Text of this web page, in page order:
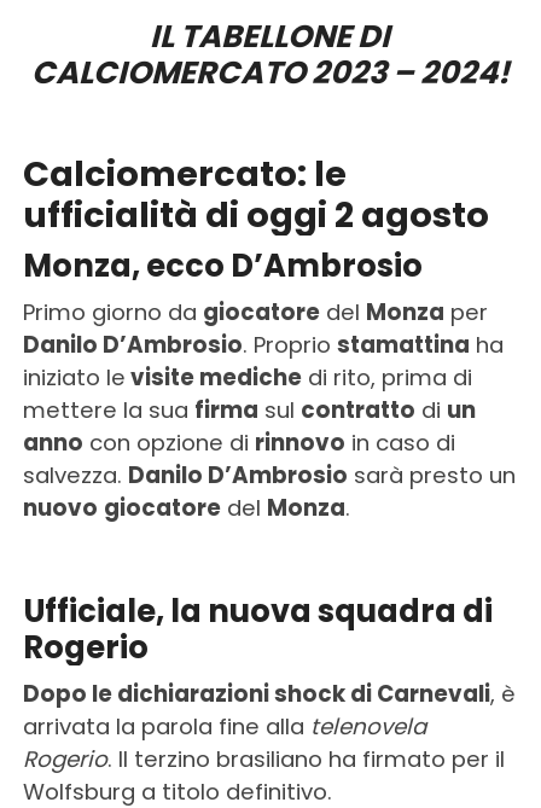
IL TABELLONE DI
CALCIOMERCATO 2023 – 2024!
Calciomercato: le
ufficialità di oggi 2 agosto
Monza, ecco D’Ambrosio
Primo giorno da giocatoredel Monza per
Danilo D’Ambrosio. Proprio stamattina ha
iniziato le visite medichedi rito, prima di
mettere la sua firma sul contratto di un
anno con opzione di rinnovo in caso di
salvezza. Danilo D’Ambrosio sarà presto un
nuovo giocatoredel Monza.
Ufficiale, la nuova squadra di
Rogerio
Dopo le dichiarazioni shock di Carnevali, è
arrivata la parola fine alla telenovela
Rogerio. Il terzino brasiliano ha firmato per il
Wolfsburg a titolo definitivo.